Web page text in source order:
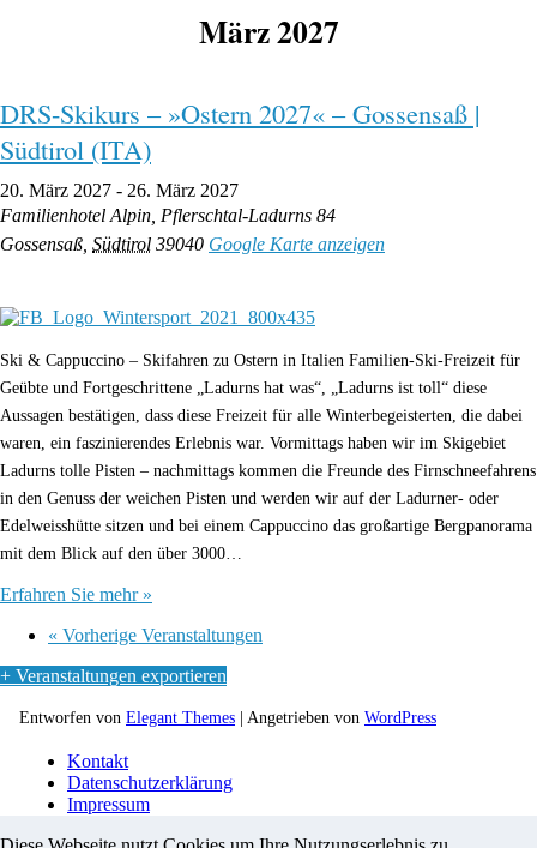
März 2027
DRS-Skikurs – »Ostern 2027« – Gossensaß |
Südtirol (ITA)
20. März 2027 - 26. März 2027
Familienhotel Alpin, Pflerschtal-Ladurns 84
Gossensaß Südtirol 39040 Google Karte anzeigen
Ski & Cappuccino – Skifahren zu Ostern in Italien Familien-Ski-Freizeit für
Geübte und Fortgeschrittene „Ladurns hat was“, „Ladurns ist toll“ diese
Aussagen bestätigen, dass diese Freizeit für alle Winterbegeisterten, die dabei
waren, ein faszinierendes Erlebnis war. Vormittags haben wir im Skigebiet
Ladurns tolle Pisten – nachmittags kommen die Freunde des Firnschneefahrens
in den Genuss der weichen Pisten und werden wir auf der Ladurner- oder
Edelweisshütte sitzen und bei einem Cappuccino das großartige Bergpanorama
mit dem Blick auf den über 3000…
Erfahren Sie mehr »
« Vorherige Veranstaltungen
+ Veranstaltungen exportieren
Entworfen von Elegant Themes | Angetrieben von WordPress
Kontakt
Datenschutzerklärung
Impressum